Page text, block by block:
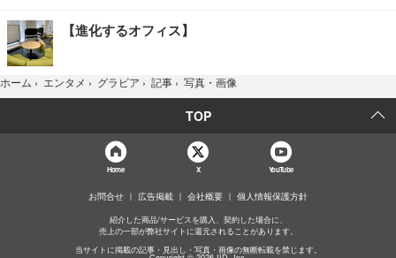
【進化するオフィス】
ホーム › エンタメ › グラビア › 記事 › 写真・画像
TOP
Home X YouTube
お問合せ 広告掲載 会社概要 個人情報保護方針
紹介した商品/サービスを購入、契約した場合に、
売上の一部が弊社サイトに還元されることがあります。
当サイトに掲載の記事・見出し・写真・画像の無断転載を禁じます。